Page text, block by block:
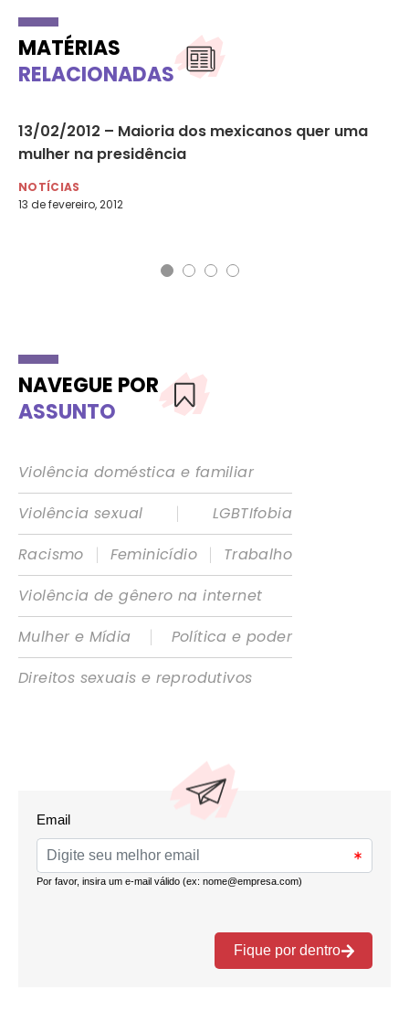
MATÉRIAS
RELACIONADAS
13/02/2012 – Maioria dos mexicanos quer uma
mulher na presidência
NOTÍCIAS
13 de fevereiro, 2012
NAVEGUE POR
ASSUNTO
Violência doméstica e familiar
Violência sexual
|
LGBTIfobia
Racismo
| Feminicídio |
Trabalho
Violência de gênero na internet
Mulher e Mídia
|
Política e poder
Direitos sexuais e reprodutivos